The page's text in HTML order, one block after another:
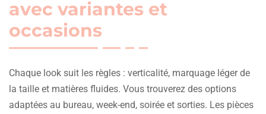
avec variantes et
occasions
Chaque look suit les règles : verticalité, marquage léger de
la taille et matières fluides. Vous trouverez des options
adaptées au bureau, week-end, soirée et sorties. Les pièces